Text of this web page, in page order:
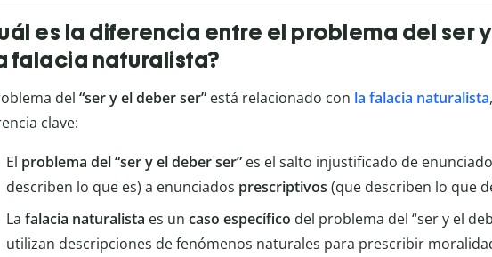
es la diferencia entre el problema del ser
falacia naturalista?
del “ser y el deber ser” está relacionado con la falacia naturalista
clave:
El problema del “ser y el deber ser” es el salto injustificado de
describen lo que es) a enunciados prescriptivos (que describen lo que
La falacia naturalista es un caso específico del problema del “ser y el
utilizan descripciones de fenómenos naturales para prescribir